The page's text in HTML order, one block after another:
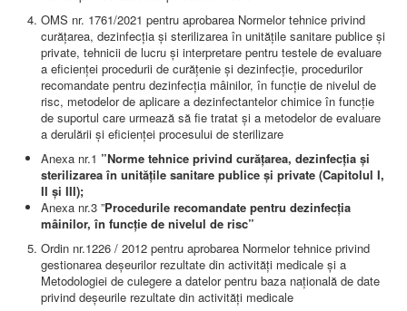
ACHIZIŢII PUBLICE
BUGET
CONTRACTE C.A.S.
CONTRACTE PROGRAME NAȚIONALE
CHELTUIELI
CONSILIU DE ETICĂ
CONTACT
INFORMAŢII CONTACT
RUTE ACCES
RELAȚIA CU MASS-MEDIA
PURTĂTOR DE CUVÂNT
REGULI ACCES MASS-MEDIA
ORAR AUDIENŢE
COMUNICATE
HARTĂ SITE
PROGRAMARE ONLINE
OMS nr. 1761/2021 pentru aprobarea Normelor tehnice privind
curăţarea, dezinfecţia şi sterilizarea în unităţile sanitare publice şi
private, tehnicii de lucru şi interpretare pentru testele de evaluare
a eficienţei procedurii de curăţenie şi dezinfecţie, procedurilor
recomandate pentru dezinfecţia mâinilor, în funcţie de nivelul de
risc, metodelor de aplicare a dezinfectantelor chimice în funcţie
de suportul care urmează să fie tratat şi a metodelor de evaluare
a derulării şi eficienţei procesului de sterilizare
Anexa nr.1 ”Norme tehnice privind curățarea, dezinfecția și
sterilizarea în unitățile sanitare publice și private (Capitolul I,
II și III);
Anexa nr.3 ”Procedurile recomandate pentru dezinfecția
mâinilor, în funcție de nivelul de risc”
Ordin nr.1226 / 2012 pentru aprobarea Normelor tehnice privind
gestionarea deşeurilor rezultate din activităţi medicale şi a
Metodologiei de culegere a datelor pentru baza naţională de date
privind deşeurile rezultate din activităţi medicale